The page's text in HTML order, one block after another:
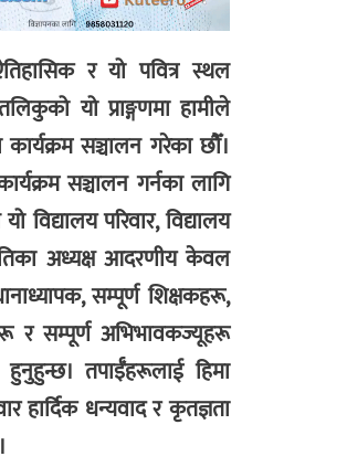
र यो पवित्र स्थल
यो प्राङ्गणमा हामीले
सञ्चालन गरेका छौँ।
सञ्चालन गर्नका लागि
विद्यालय परिवार, विद्यालय
अध्यक्ष आदरणीय केवल
सम्पूर्ण शिक्षकहरू,
र सम्पूर्ण अभिभावकज्यूहरू
हुनुहुन्छ। तपाईँहरूलाई हिमा
हार्दिक धन्यवाद र कृतज्ञता